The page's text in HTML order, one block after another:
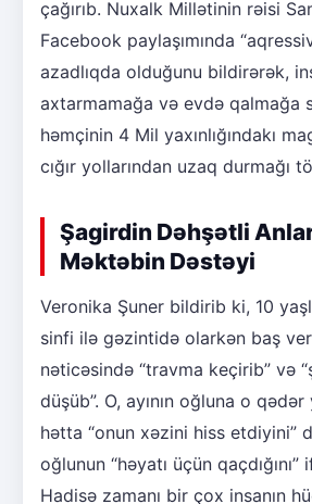
çağırıb. Nuxalk Millətinin rəisi
Facebook paylaşımında
azadlıqda olduğunu bildirərək,
axtarmamağa və evdə qalmağa
həmçinin 4 Mil yaxınlığındakı
cığır yollarından uzaq durmağı
Şagirdin Dəhşətli
Məktəbin Dəstəyi
Veronika Şuner bildirib ki, 10
sinfi ilə gəzintidə olarkən baş
nəticəsində “travma keçirib” və
düşüb”. O, ayının oğluna o qədər
hətta “onun xəzini hiss etdiyini”
oğlunun “həyatı üçün
Hadisə zamanı bir çox insanın